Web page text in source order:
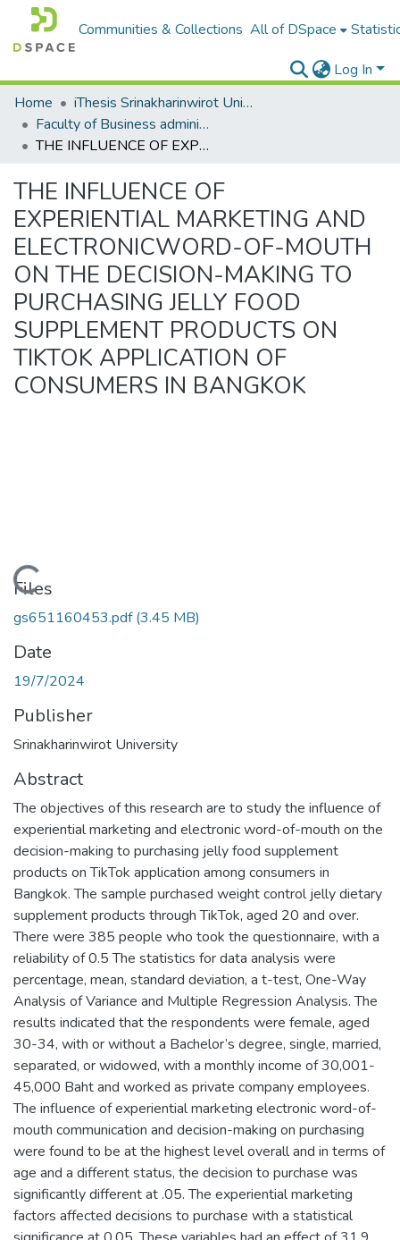
Communities & Collections All of DSpace
Log In
Home
iThesis Srinakharinwirot University / มหาวิทยาลัยศรีนครินทรวิโรฒ
Faculty of Business administration for society
THE INFLUENCE OF EXPERIENTIAL MARKETING AND ELECTRONICWORD-OF-MOUTH ON THE DECISION-MAKING TO PURCHASING JELLY FOOD SUPPLEMENT PRODUCTS ON TIKTOK APPLICATION OF CONSUMERS IN BANGKOK
THE INFLUENCE OF
EXPERIENTIAL MARKETING AND
ELECTRONICWORD-OF-MOUTH
ON THE DECISION-MAKING TO
PURCHASING JELLY FOOD
SUPPLEMENT PRODUCTS ON
TIKTOK APPLICATION OF
CONSUMERS IN BANGKOK
Loading...
Files
gs651160453.pdf(3.45 MB)
Date
19/7/2024
Publisher
Srinakharinwirot University
Abstract
The objectives of this research are to study the influence of
experiential marketing and electronic word-of-mouth on the
decision-making to purchasing jelly food supplement
products on TikTok application among consumers in
Bangkok. The sample purchased weight control jelly dietary
supplement products through TikTok, aged 20 and over.
There were 385 people who took the questionnaire, with a
reliability of 0.5 The statistics for data analysis were
percentage, mean, standard deviation, a t-test, One-Way
Analysis of Variance and Multiple Regression Analysis. The
results indicated that the respondents were female, aged
30-34, with or without a Bachelor’s degree, single, married,
separated, or widowed, with a monthly income of 30,001-
45,000 Baht and worked as private company employees.
The influence of experiential marketing electronic word-of-
mouth communication and decision-making on purchasing
were found to be at the highest level overall and in terms of
age and a different status, the decision to purchase was
significantly different at .05. The experiential marketing
factors affected decisions to purchase with a statistical